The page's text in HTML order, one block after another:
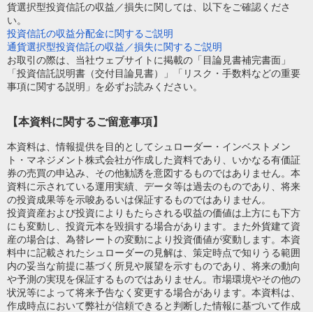
貨選択型投資信託の収益／損失に関しては、以下をご確認くださ
い。
投資信託の収益分配金に関するご説明
通貨選択型投資信託の収益／損失に関するご説明
お取引の際は、当社ウェブサイトに掲載の「目論見書補完書面」
「投資信託説明書（交付目論見書）」「リスク・手数料などの重要
事項に関する説明」を必ずお読みください。
【本資料に関するご留意事項】
本資料は、情報提供を目的としてシュローダー・インベストメン
ト・マネジメント株式会社が作成した資料であり、いかなる有価証
券の売買の申込み、その他勧誘を意図するものではありません。本
資料に示されている運用実績、データ等は過去のものであり、将来
の投資成果等を示唆あるいは保証するものではありません。
投資資産および投資によりもたらされる収益の価値は上方にも下方
にも変動し、投資元本を毀損する場合があります。また外貨建て資
産の場合は、為替レートの変動により投資価値が変動します。本資
料中に記載されたシュローダーの見解は、策定時点で知りうる範囲
内の妥当な前提に基づく所見や展望を示すものであり、将来の動向
や予測の実現を保証するものではありません。市場環境やその他の
状況等によって将来予告なく変更する場合があります。本資料は、
作成時点において弊社が信頼できると判断した情報に基づいて作成